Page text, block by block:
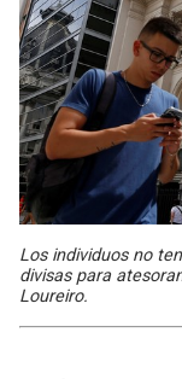
Los individuos no
divisas para
Loureiro.